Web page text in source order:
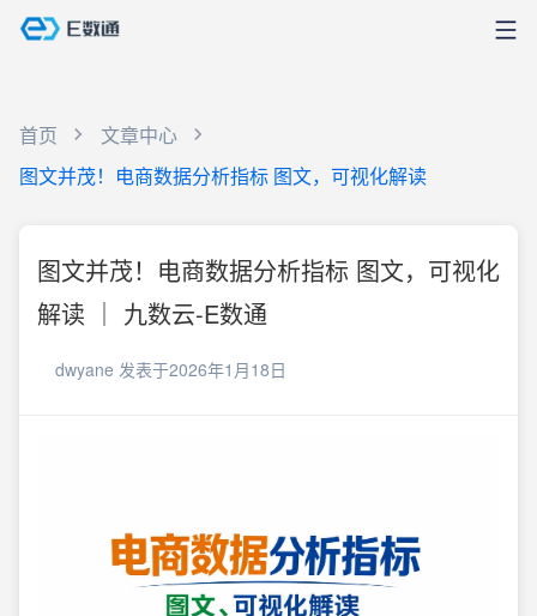
首页
文章中心
图文并茂！电商数据分析指标 图文，可视化解读
图文并茂！电商数据分析指标 图文，可视化
解读 ｜ 九数云-E数通
dwyane 发表于2026年1月18日